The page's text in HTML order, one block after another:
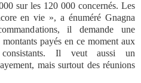
sur les 120 000 concernés. Les
en vie », a énuméré Gnagna
il demande une
payés en ce moment aux
consistants. Il veut aussi un
mais surtout des réunions